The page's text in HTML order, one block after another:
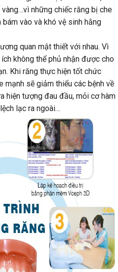
những chiếc răng bị che
vào và khó vệ sinh hằng
quan mật thiết với nhau. Vì
không thể phủ nhận được cho
Khi răng thực hiện tốt chức
mạnh sẽ giảm thiểu các bệnh về
hiện tượng đau đầu, mỏi cơ hàm
lạc ra ngoài…